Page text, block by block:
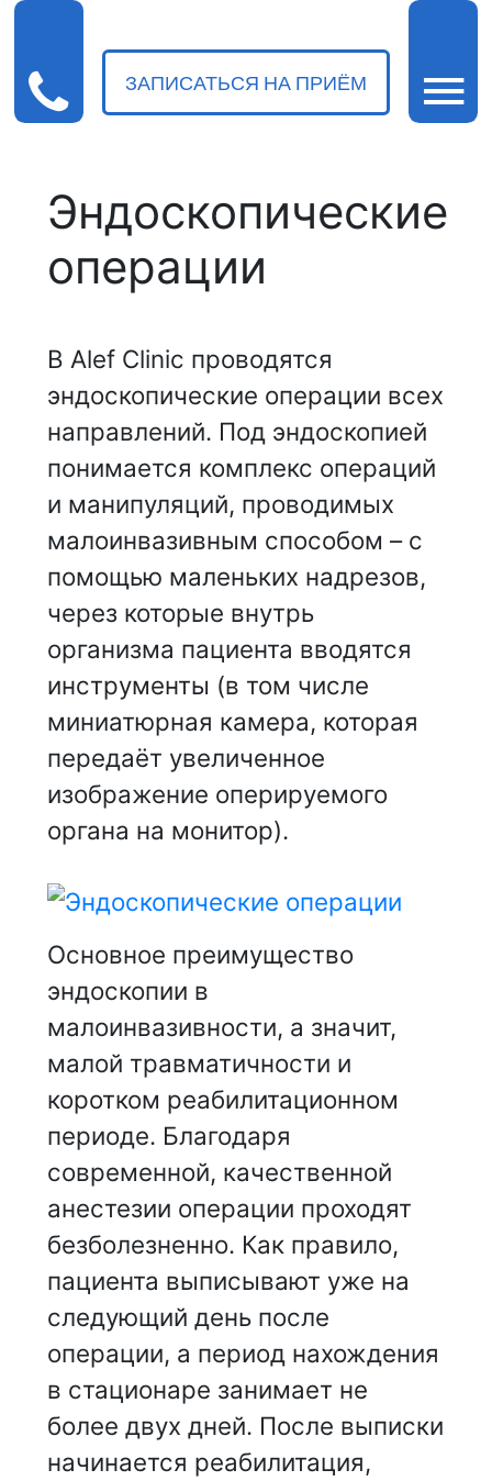
ЗАПИСАТЬСЯ НА ПРИЁМ
Эндоскопические
операции
В Alef Clinic проводятся
эндоскопические операции всех
направлений. Под эндоскопией
понимается комплекс операций
и манипуляций, проводимых
малоинвазивным способом – с
помощью маленьких надрезов,
через которые внутрь
организма пациента вводятся
инструменты (в том числе
миниатюрная камера, которая
передаёт увеличенное
изображение оперируемого
органа на монитор).
Основное преимущество
эндоскопии в
малоинвазивности, а значит,
малой травматичности и
коротком реабилитационном
периоде. Благодаря
современной, качественной
анестезии операции проходят
безболезненно. Как правило,
пациента выписывают уже на
следующий день после
операции, а период нахождения
в стационаре занимает не
более двух дней. После выписки
начинается реабилитация,